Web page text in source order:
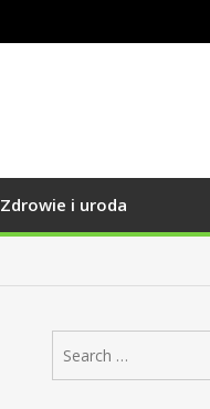
Zdrowie i uroda
for: